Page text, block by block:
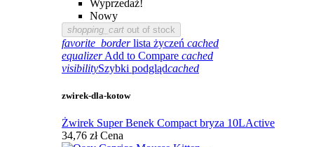
Wyprzedaż!
Nowy
shopping_cart out of stock
favorite_border lista życzeń cached
equalizer Add to Compare cached
visibilitySzybki podglądcached
zwirek-dla-kotow
Żwirek Super Benek Compact bryza 10LActive
34,76 zł Cena